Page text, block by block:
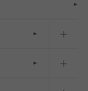
）